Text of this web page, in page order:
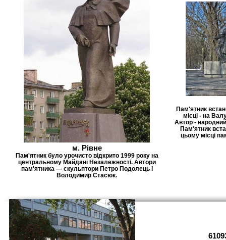
м. Рівне
Пам'ятник було урочисто відкрито 1999 року на
центральному Майдані Незалежності. Автори
пам'ятника — скульптори Петро Подолець і
Володимир Стасюк.
Пам'ятник
місці - на
Автор -
Пам'ятник
цьому місці